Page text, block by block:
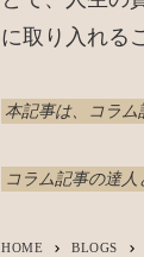
に取り入れる
本記事は、 コラム
コラム記事の達人
HOME keyboard_arrow_right BLOGS keyboard_arrow_right